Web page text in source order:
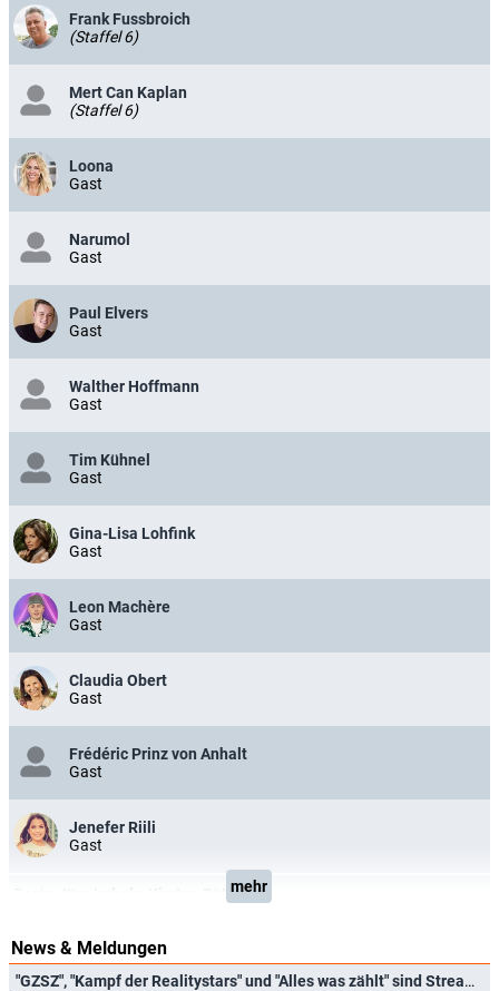
Frank Fussbroich
(Staffel 6)
Mert Can Kaplan
(Staffel 6)
Loona
Gast
Narumol
Gast
Paul Elvers
Gast
Walther Hoffmann
Gast
Tim Kühnel
Gast
Gina-Lisa Lohfink
Gast
Leon Machère
Gast
Claudia Obert
Gast
Frédéric Prinz von Anhalt
Gast
Jenefer Riili
Gast
Kirsten Rüttmehr
News & Meldungen
"GZSZ", "Kampf der Realitystars" und "Alles was zählt" sind Streaming-Hits: RTL+ jubelt über Rekord-Halbjahr